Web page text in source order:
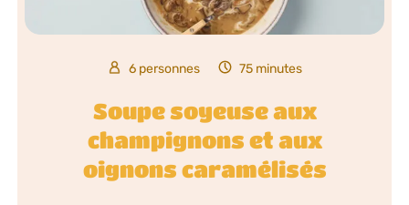
6 personnes 75 minutes
Soupe soyeuse aux
champignons et aux
oignons caramélisés